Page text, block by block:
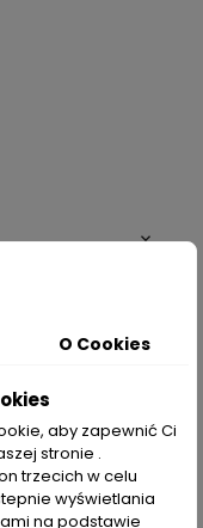

O Cookies
aby zapewnić Ci
stronie .
trzecich w celu
wyświetlania
na podstawie